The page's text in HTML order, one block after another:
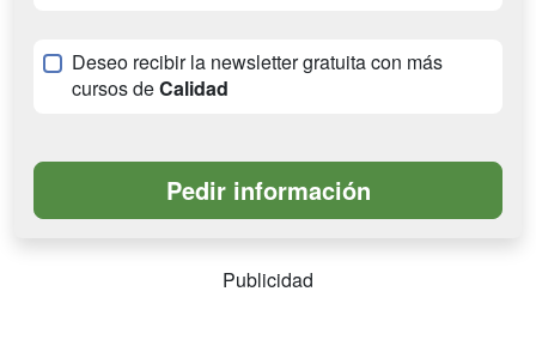
Deseo recibir la newsletter gratuita con más
cursos deCalidad
Publicidad